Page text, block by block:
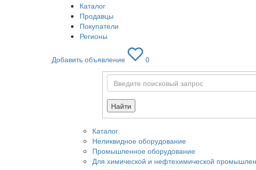
Каталог
Продавцы
Покупатели
Регионы
Добавить объявление 0
Найти
Каталог
Неликвидное оборудование
Промышленное оборудование
Для химической и нефтехимической